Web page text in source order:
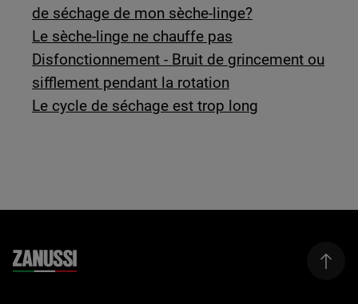
de séchage de mon sèche-linge?
Le sèche-linge ne chauffe pas
Disfonctionnement - Bruit de grincement ou
sifflement pendant la rotation
Le cycle de séchage est trop long